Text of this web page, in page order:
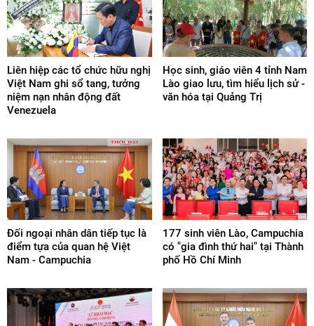
Liên hiệp các tổ chức hữu nghị
Việt Nam ghi sổ tang, tưởng
niệm nạn nhân động đất
Venezuela
Học sinh, giáo viên 4 tỉnh Nam
Lào giao lưu, tìm hiểu lịch sử -
văn hóa tại Quảng Trị
Đối ngoại nhân dân tiếp tục là
điểm tựa của quan hệ Việt
Nam - Campuchia
177 sinh viên Lào, Campuchia
có "gia đình thứ hai" tại Thành
phố Hồ Chí Minh